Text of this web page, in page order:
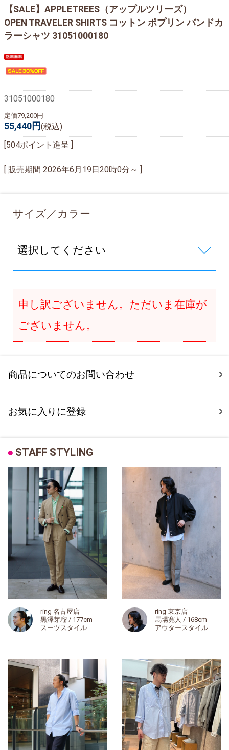
【SALE】 APPLETREES（アップルツリーズ）
OPEN TRAVELER SHIRTS コットン ポプリン バンドカ
ラーシャツ 31051000180
31051000180
定価79,200円
55,440円(税込)
[504ポイント進呈 ]
[ 販売期間 2026年6月19日20時0分 ～ ]
サイズ／カラー
申し訳ございません。ただいま在庫が
ございません。
商品についてのお問い合わせ
お気に入りに登録
● STAFF STYLING
ring 名古屋店
黒澤芽瑠 / 177cm
スーツスタイル
ring 東京店
馬場寛人 / 168cm
アウタースタイル